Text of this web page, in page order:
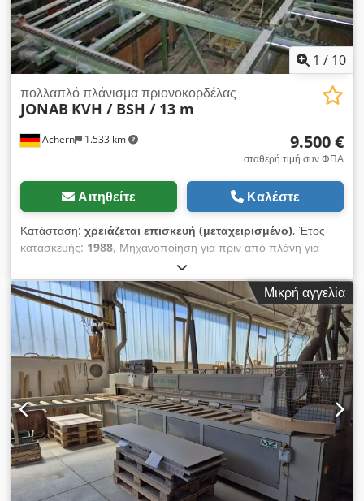
Πίεση αέρα: 6–7 bar Εξωτερικές διαστάσεις: Μηχανή: 1200 x
1500 x 1500 mm - Ρολομεταφορέας αριστερά: 3000 x 200 mm
- Ρολομεταφορέας δεξιά: 4000 x 200 mm Διαστάσεις
μεταφοράς: Μηχανή: 1200 x 1500 x 1500 mm - 2
ρολομεταφορείς: 4000 x 200 x 300 mm (ύψος) Βάρος: 530 kg
1 / 10
Achern 1.533 km
πολλαπλό πλάνισμα πριονοκορδέλας
JONAB KVH / BSH / 13 m
9.500 €
σταθερή τιμή συν ΦΠΑ
Αιτηθείτε Καλέστε
Κατάσταση: χρειάζεται επισκευή (μεταχειρισμένο), Έτος
κατασκευής: 1988, Μηχανοποίηση για πριν από πλάνη για
KVH/BSH - για μήκη έως περίπου 13 μ Dkjdpfjytgr Eex Abnjr -
Ιδανική εγκατάσταση KVH+BSH πριν την πλάνη - Διαμήκης
αποστοίβαξη - μονή τροφοδοσία - Εγκάρσια πριόνια: 4 τεμάχια
δισκοπρίονα με πλευρική ρύθμιση - Διατομή κοπής: 180 x 220
mm, 150 x 300 mm - Απαιτείται μόνο 1 χειριστής
Μικρή αγγελία